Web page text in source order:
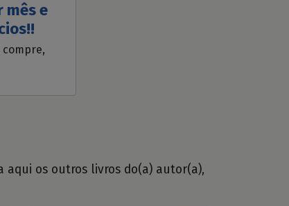
mês e
aqui os outros livros do(a) autor(a),